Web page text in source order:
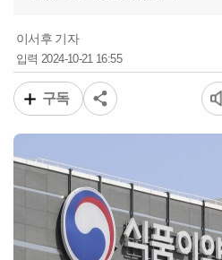
이서후 기자
입력2024-10-21 16:55
구독